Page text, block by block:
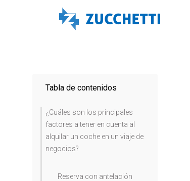
Tabla de contenidos
¿Cuáles son los principales
factores a tener en cuenta al
alquilar un coche en un viaje de
negocios?
Reserva con antelación